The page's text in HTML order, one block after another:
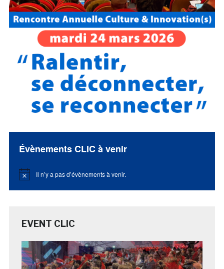
Évènements CLIC à venir
Notice Il n’y a pas d’évènements à venir.
EVENT CLIC